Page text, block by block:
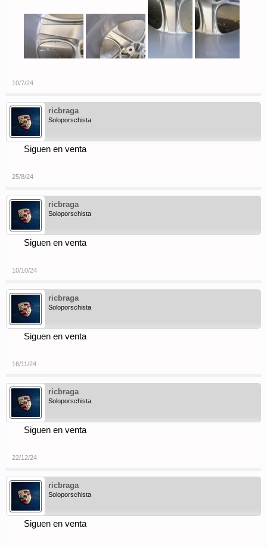
10/7/24
ricbraga
Soloporschista
Siguen en venta
25/8/24
ricbraga
Soloporschista
Siguen en venta
10/10/24
ricbraga
Soloporschista
Siguen en venta
16/11/24
ricbraga
Soloporschista
Siguen en venta
22/12/24
ricbraga
Soloporschista
Siguen en venta